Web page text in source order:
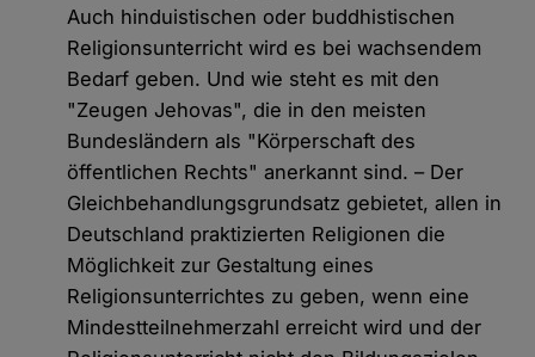
Auch hinduistischen oder buddhistischen
Religionsunterricht wird es bei wachsendem
Bedarf geben. Und wie steht es mit den
"Zeugen Jehovas", die in den meisten
Bundesländern als "Körperschaft des
öffentlichen Rechts" anerkannt sind. – Der
Gleichbehandlungsgrundsatz gebietet, allen in
Deutschland praktizierten Religionen die
Möglichkeit zur Gestaltung eines
Religionsunterrichtes zu geben, wenn eine
Mindestteilnehmerzahl erreicht wird und der